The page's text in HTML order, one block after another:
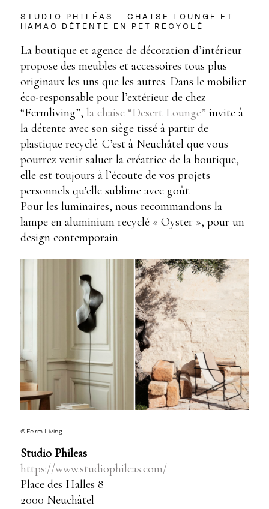
STUDIO PHILÉAS – CHAISE LOUNGE ET
HAMAC DÉTENTE EN PET RECYCLÉ
La boutique et agence de décoration d’intérieur
propose des meubles et accessoires tous plus
originaux les uns que les autres. Dans le mobilier
éco-responsable pour l’extérieur de chez
“Fermliving”, la chaise “Desert Lounge” invite à
la détente avec son siège tissé à partir de
plastique recyclé. C’est à Neuchâtel que vous
pourrez venir saluer la créatrice de la boutique,
elle est toujours à l’écoute de vos projets
personnels qu’elle sublime avec goût.
Pour les luminaires, nous recommandons la
lampe en aluminium recyclé « Oyster », pour un
design contemporain.
©Ferm Living
Studio Phileas
https://www.studiophileas.com/
Place des Halles 8
2000 Neuchâtel